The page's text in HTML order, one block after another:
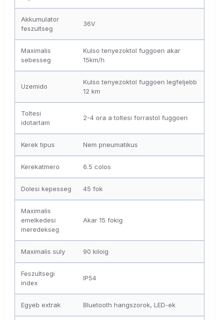
Akkumulator
feszultseg
36V
Maximalis
sebesseg
Kulso tenyezoktol fuggoen akar
15km/h
Uzemido
Kulso tenyezoktol fuggoen legfeljebb
12 km
Toltesi
idotartam
2-4 ora a toltesi forrastol fuggoen
Kerek tipus Nem pneumatikus
Kerekatmero 6.5 colos
Dolesi kepesseg 45 fok
Maximalis
emelkedesi
meredekseg
Akar 15 fokig
Maximalis suly 90 kiloig
Feszultsegi
index
IP54
Egyeb extrak Bluetooth hangszorok, LED-ek